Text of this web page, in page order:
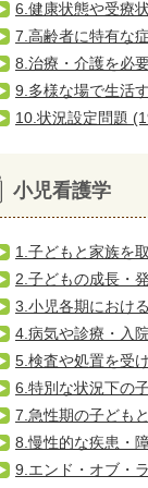
6.健康状態や受療
7.高齢者に特有な
8.治療・介護を必
9.多様な場で生活
10.状況設定問題
小児看護学
1.子どもと家族を
2.子どもの成長・
3.小児各期におけ
4.病気や診療・入
5.検査や処置を受
6.特別な状況下の
7.急性期の子ども
8.慢性的な疾患・
9.エンド・オブ・